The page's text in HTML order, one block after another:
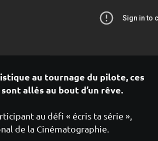
au tournage du pilote, ces
allés au bout d’un rêve.
au défi « écris ta série »,
de la Cinématographie.